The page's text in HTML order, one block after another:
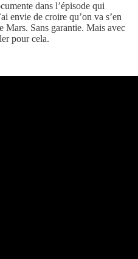
dans l’épisode qui
envie de croire qu’on va s’en
Mars. Sans garantie. Mais avec
pour cela.